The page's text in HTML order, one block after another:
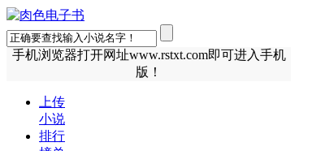
手机浏览器打开网址www.rstxt.com即可进入手机
版！
上传
小说
排行